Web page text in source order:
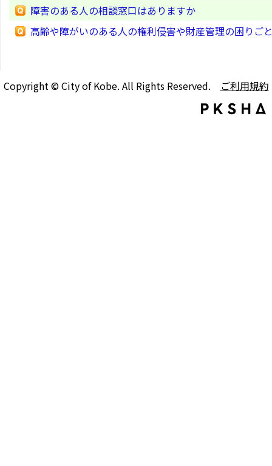
障害のある人の相談窓口はありますか
高齢や障がいのある人の権利侵害や財産管理の困りご
Copyright © City of Kobe. All Rights Reserved. ご利用規約